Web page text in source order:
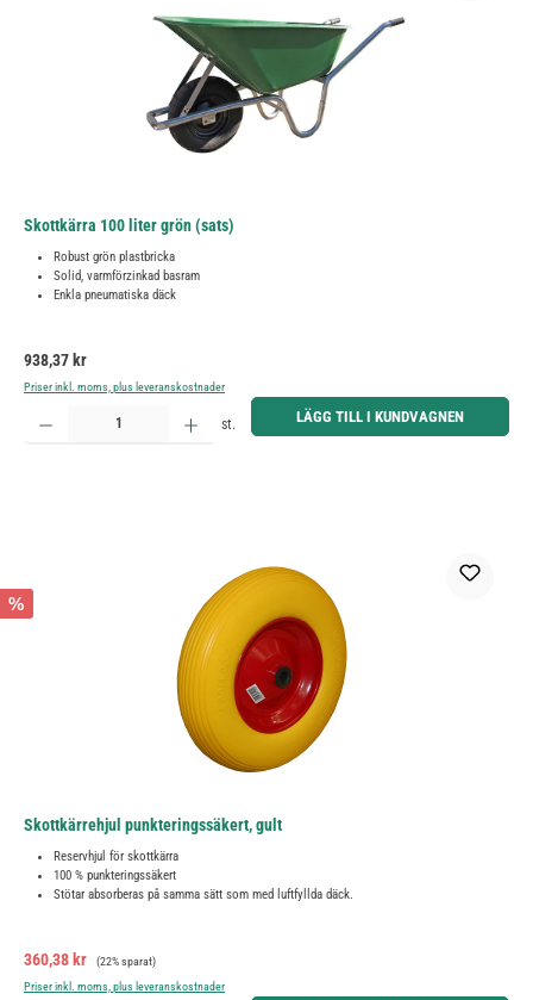
Skottkärra 100 liter grön (sats)
Robust grön plastbricka
Solid, varmförzinkad basram
Enkla pneumatiska däck
Ordinarie pris:
938,37 kr
Priser inkl. moms, plus leveranskostnader
Produktkvantitet: Ange önskat belopp eller använd knapparna för att öka eller minska kvantiteten.
st. LÄGG TILL I KUNDVAGNEN
%
Skottkärrehjul punkteringssäkert, gult
Reservhjul för skottkärra
100 % punkteringssäkert
Stötar absorberas på samma sätt som med luftfyllda däck.
Försäljningspris:
360,38 kr Ordinarie pris:
(22% sparat)
Priser inkl. moms, plus leveranskostnader